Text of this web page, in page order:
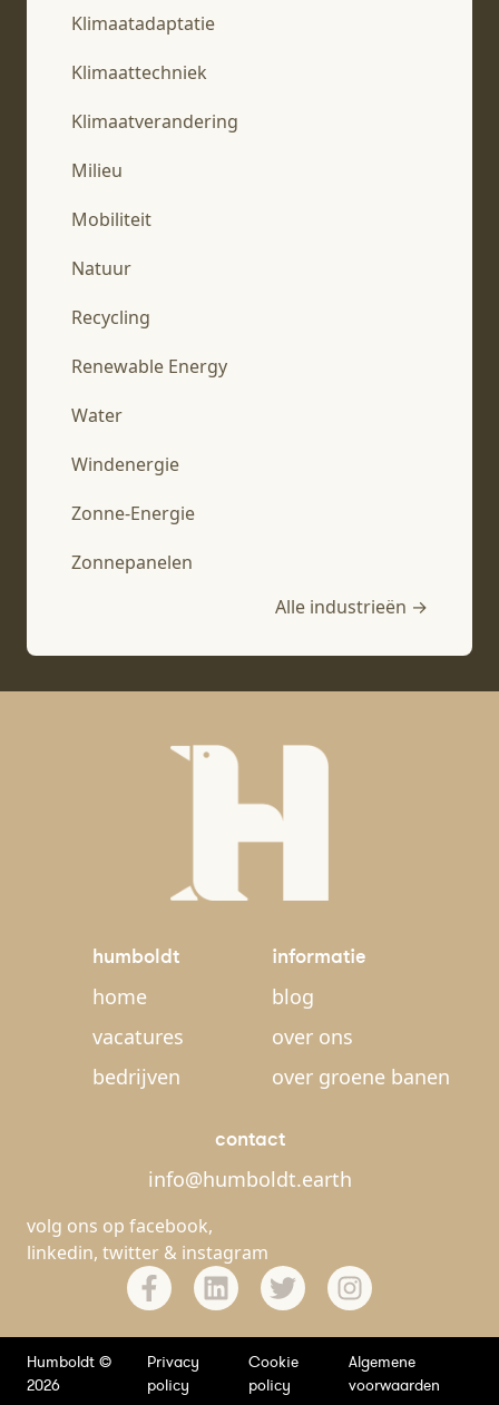
Klimaatadaptatie
Klimaattechniek
Klimaatverandering
Milieu
Mobiliteit
Natuur
Recycling
Renewable Energy
Water
Windenergie
Zonne-Energie
Zonnepanelen
Alle industrieën →
humboldt
home
vacatures
bedrijven
informatie
blog
over ons
over groene banen
contact
info@humboldt.earth
volg ons op facebook,
linkedin, twitter & instagram
Humboldt ©
2026
Privacy
policy
Cookie
policy
Algemene
voorwaarden